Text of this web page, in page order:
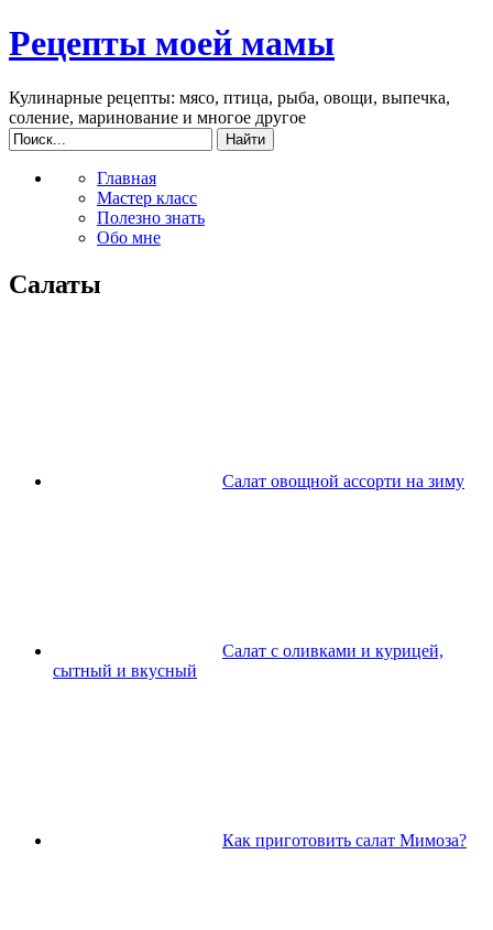
Рецепты моей мамы
Кулинарные рецепты: мясо, птица, рыба, овощи, выпечка,
соление, маринование и многое другое
Главная
Мастер класс
Полезно знать
Обо мне
Салаты
Салат овощной ассорти на зиму
Салат с оливками и курицей,
сытный и вкусный
Как приготовить салат Мимоза?